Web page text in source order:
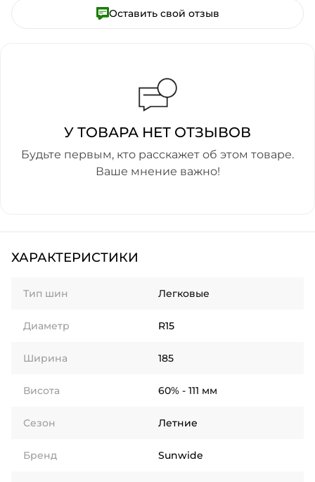
Оставить свой отзыв
У ТОВАРА НЕТ ОТЗЫВОВ
Будьте первым, кто расскажет об этом товаре.
Ваше мнение важно!
ХАРАКТЕРИСТИКИ
Тип шин Легковые
Диаметр R15
Ширина 185
Висота 60% - 111 мм
Сезон Летние
Бренд Sunwide